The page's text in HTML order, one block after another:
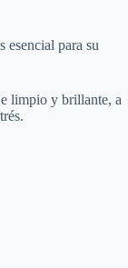
esencial para su
limpio y brillante, a